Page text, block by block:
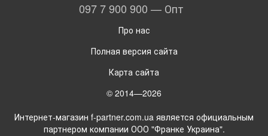
097 7 900 900 — Опт
Про нас
Полная версия сайта
Карта сайта
© 2014—2026
Интернет-магазин f-partner.com.ua является официальным
партнером компании ООО "Франке Украина".